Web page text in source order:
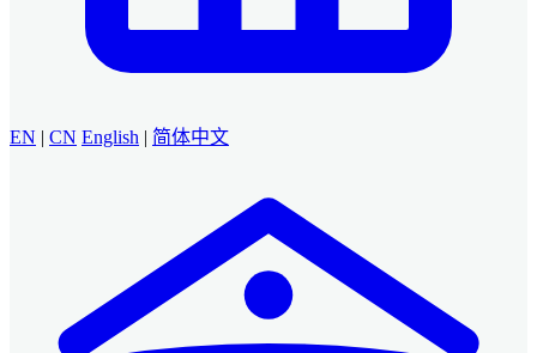
EN | CN English | 简体中文